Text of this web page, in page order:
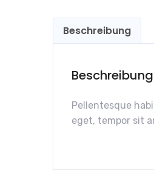
Beschreibung
Beschreibung
Pellentesque
eget, tempor sit